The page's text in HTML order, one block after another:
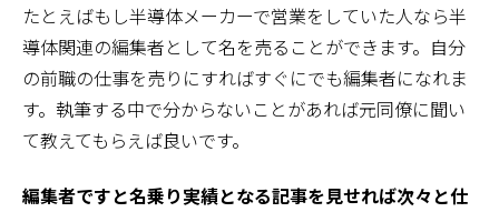
たとえばもし半導体メーカーで営業をしていた人なら半
導体関連の編集者として名を売ることができます。自分
の前職の仕事を売りにすればすぐにでも編集者になれま
す。執筆する中で分からないことがあれば元同僚に聞い
て教えてもらえば良いです。
編集者ですと名乗り実績となる記事を見せれば次々と仕